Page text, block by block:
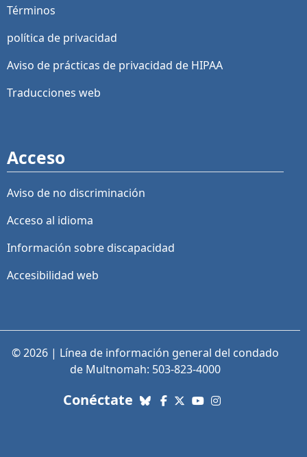
Términos
política de privacidad
Aviso de prácticas de privacidad de HIPAA
Traducciones web
Acceso
Aviso de no discriminación
Acceso al idioma
Información sobre discapacidad
Accesibilidad web
© 2026 | Línea de información general del condado
de Multnomah: 503-823-4000
Conéctate con nosotros. Enlaces a
Bluesky
Facebook
X (Twitter)
YouTube
Instagram